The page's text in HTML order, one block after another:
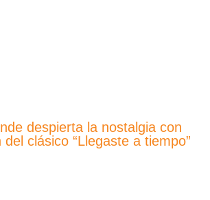
despierta la nostalgia con
clásico “Llegaste a tiempo”